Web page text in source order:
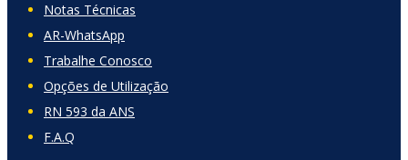
Notas Técnicas
AR-WhatsApp
Trabalhe Conosco
Opções de Utilização
RN 593 da ANS
F.A.Q